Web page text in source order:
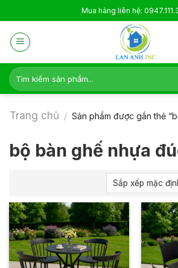
to
content
Mua hàng liên hệ:
Tìm
kiếm:
Trang chủ / Sản phẩm được gắn thẻ
bộ bàn ghế nhựa